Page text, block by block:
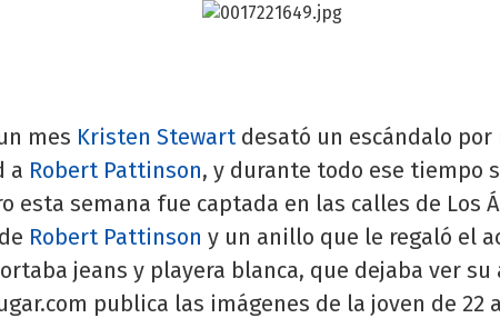
mes Kristen Stewartdesató un escándalo por
a Robert Pattinson, y durante todo ese tiempo
esta semana fue captada en las calles de Los
Robert Pattinson y un anillo que le regaló el
jeans y playera blanca, que dejaba ver su
publica las imágenes de la joven de 22